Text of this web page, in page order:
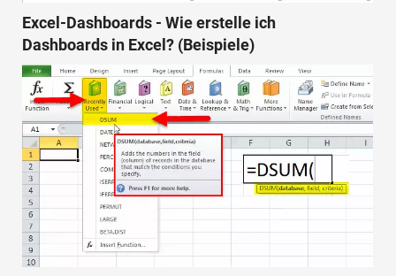
Excel-Dashboards - Wie erstelle ich
Dashboards in Excel? (Beispiele)